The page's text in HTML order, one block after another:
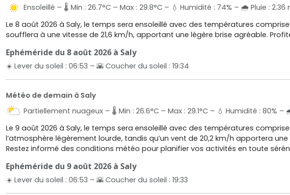
Ensoleillé – 🌡️ Min : 26.7°C – Max : 29.8°C – 💧 Humidité : 74% – 🌧️ Pluie :
Le 8 août 2026 à Saly, le temps sera ensoleillé avec des températures
soufflera à une vitesse de 21,6 km/h, apportant une légère brise agréable.
Ephéméride du 8 août 2026 à Saly
☀️ Lever du soleil : 06:53 – 🌇 Coucher du soleil : 19:34
Météo de demain à Saly
Partiellement nuageux – 🌡️ Min : 26.6°C – Max : 29.1°C – 💧 Humidité : 80%
Le 9 août 2026 à Saly, le temps sera ensoleillé avec des températures
l’atmosphère légèrement lourde, tandis qu’un vent de 20,2 km/h apportera
Restez informé des conditions météo pour planifier vos activités en toute
Ephéméride du 9 août 2026 à Saly
☀️ Lever du soleil : 06:53 – 🌇 Coucher du soleil : 19:33